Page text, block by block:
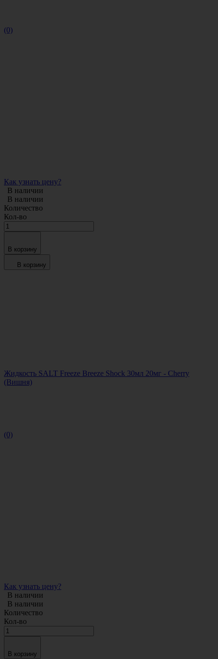
(0)
Как узнать цену?
В наличии
В наличии
Количество
Кол-во
В корзину
В корзину
Жидкость SALT Freeze Breeze Shock 30мл 20мг - Cherry
(Вишня)
(0)
Как узнать цену?
В наличии
В наличии
Количество
Кол-во
В корзину